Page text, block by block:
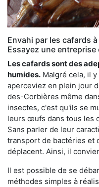
Envahi par les cafards
Essayez une
Les cafards sont des
humides. Malgré cela, il
aperceviez en plein jour
des-Corbières même
insectes, c'est qu'ils se
leurs œufs dans tous les
Sans parler de leur
transport de bactéries et
déplacent. Ainsi, il
Il est possible de se
méthodes simples à